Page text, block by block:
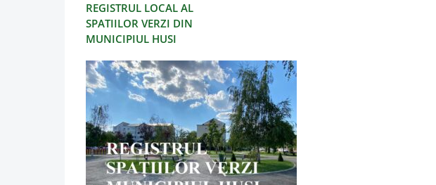
REGISTRUL LOCAL AL
SPATIILOR VERZI DIN
MUNICIPIUL HUSI